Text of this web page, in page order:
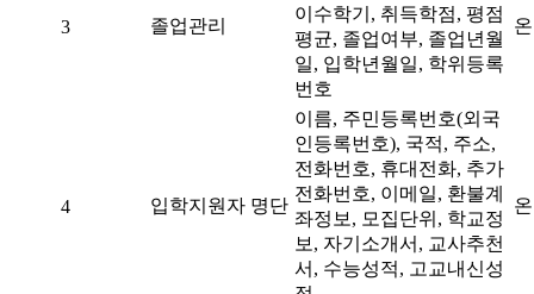
3 졸업관리
이수학기, 취득학점, 평점
평균, 졸업여부, 졸업년월
일, 입학년월일, 학위등록
번호
4 입학지원자 명단
이름, 주민등록번호(외국
인등록번호), 국적, 주소,
전화번호, 휴대전화, 추가
전화번호, 이메일, 환불계
좌정보, 모집단위, 학교정
보, 자기소개서, 교사추천
서, 수능성적, 고교내신성